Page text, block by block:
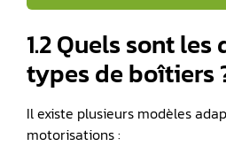
1.2 Quels sont
types de boîtiers
Il existe plusieurs modèles
motorisations :